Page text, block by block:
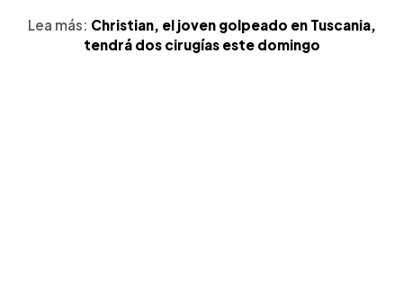
Lea más: Christian, el joven golpeado en Tuscania,
tendrá dos cirugías este domingo